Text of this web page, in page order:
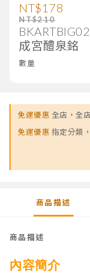
NT$178
NT$210
成宮醴泉銘
數量
免運優惠 全店，全
免運優惠 指定分類
商品描述
商品描述
內容簡介